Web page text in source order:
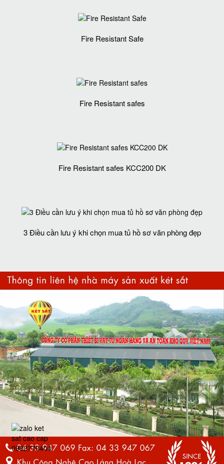
Fire Resistant Safe
Fire Resistant safes
Fire Resistant safes KCC200 DK
3 Điều cần lưu ý khi chọn mua tủ hồ sơ văn phòng đẹp